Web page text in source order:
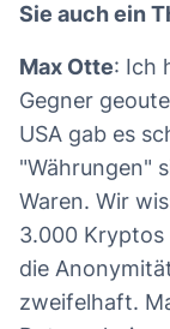
Sie auch ein
Max Otte: Ich
Gegner
USA gab es
"Währungen"
Waren. Wir
3.000 Kryptos
die
zweifelhaft.